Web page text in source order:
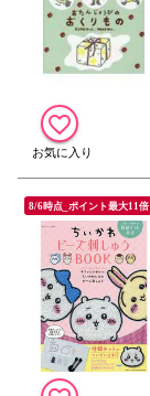
8/6時点_ポイント最大11倍